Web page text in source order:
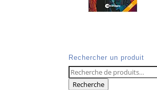
Rechercher un produit
Recherche
pour :
Recherche